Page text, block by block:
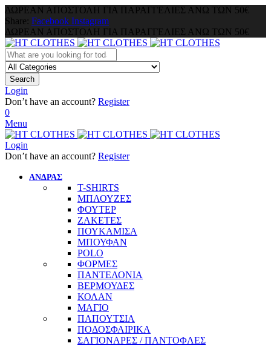
ΔΩΡΕΑΝ ΑΠΟΣΤΟΛΗ ΓΙΑ ΠΑΡΑΓΓΕΛΙΕΣ ΑΝΩ ΤΩΝ 50€
Share: Facebook Instagram
ΔΩΡΕΑΝ ΑΠΟΣΤΟΛΗ ΓΙΑ ΠΑΡΑΓΓΕΛΙΕΣ ΑΝΩ ΤΩΝ 50€
Search
Login
Don’t have an account? Register
0
Menu
Login
Don’t have an account? Register
ΑΝΔΡΑΣ
T-SHIRTS
ΜΠΛΟΥΖΕΣ
ΦΟΥΤΕΡ
ΖΑΚΕΤΕΣ
ΠΟΥΚΑΜΙΣΑ
ΜΠΟΥΦΑΝ
POLO
ΦΟΡΜΕΣ
ΠΑΝΤΕΛΟΝΙΑ
ΒΕΡΜΟΥΔΕΣ
ΚΟΛΑΝ
ΜΑΓΙΟ
ΠΑΠΟΥΤΣΙΑ
ΠΟΔΟΣΦΑΙΡΙΚΑ
ΣΑΓΙΟΝΑΡΕΣ / ΠΑΝΤΟΦΛΕΣ